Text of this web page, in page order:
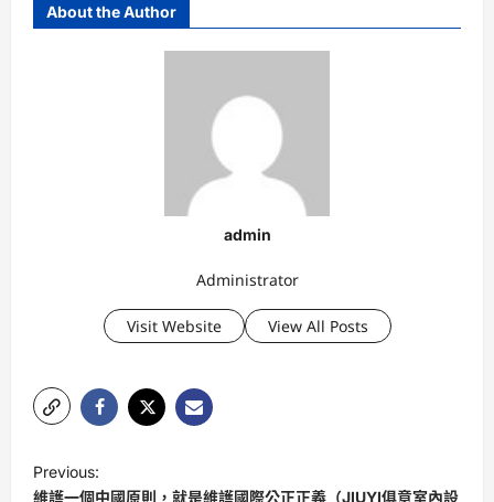
About the Author
admin
Administrator
Visit Website View All Posts
o
Previous:
維護一個中國原則，就是維護國際公正正義（JIUYI俱意室內設